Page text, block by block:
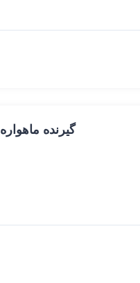
Dish Network - گیرنده ماهواره